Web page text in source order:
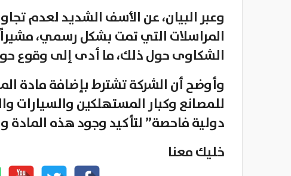
وعبر البيان، عن الأسف الشديد لعدم
المراسلات التي تمت بشكل رسمي،
الشكاوى حول ذلك، ما أدى إلى وقوع
وأوضح أن الشركة تشترط بإضافة مادة
للمصانع وكبار المستهلكين والسيارات
دولية فاحصة” لتأكيد وجود هذه المادة
خليك معنا